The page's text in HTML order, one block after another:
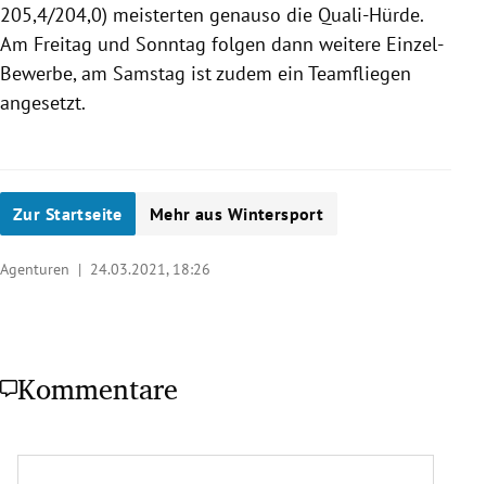
205,4/204,0) meisterten genauso die Quali-Hürde.
Am Freitag und Sonntag folgen dann weitere Einzel-
Bewerbe, am Samstag ist zudem ein Teamfliegen
angesetzt.
Zur Startseite Mehr aus Wintersport
Agenturen | 24.03.2021, 18:26
Kommentare